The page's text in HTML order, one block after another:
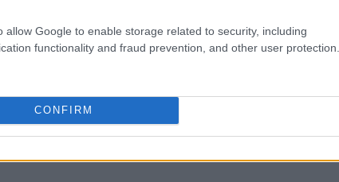
allow Google to enable storage related to security, including
functionality and fraud prevention, and other user protection.
CONFIRM